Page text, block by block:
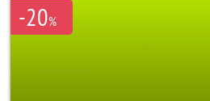
-20%